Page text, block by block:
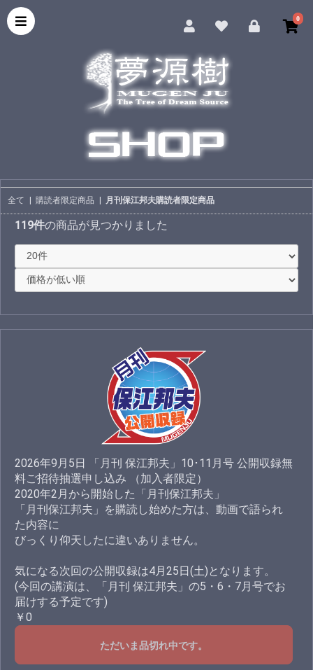
0
全て 購読者限定商品 月刊保江邦夫購読者限定商品
119件の商品が見つかりました
2026年9月5日 「月刊 保江邦夫」10･11月号 公開収録無
料ご招待抽選申し込み （加入者限定）
2020年2月から開始した「月刊保江邦夫」
「月刊保江邦夫」を購読し始めた方は、動画で語られ
た内容に
びっくり仰天したに違いありません。
気になる次回の公開収録は4月25日(土)となります。
(今回の講演は、「月刊 保江邦夫」の5・6・7月号でお
届けする予定です)
￥0
ただいま品切れ中です。